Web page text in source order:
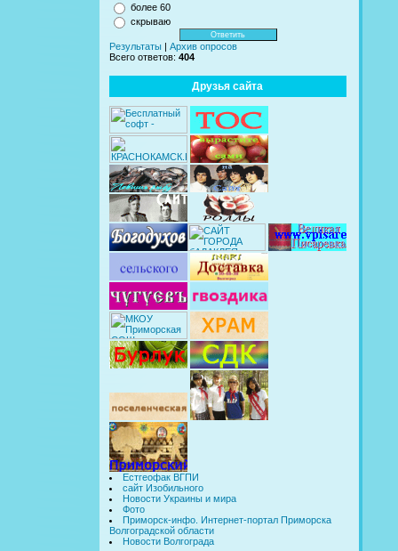
более 60
скрываю
Результаты
Архив опросов
Всего ответов: 404
Друзья сайта
Естгеофак ВГПИ
сайт Изобильного
Новости Украины и мира
Фото
Приморск-инфо. Интернет-портал Приморска
Волгоградской области
Новости Волгограда